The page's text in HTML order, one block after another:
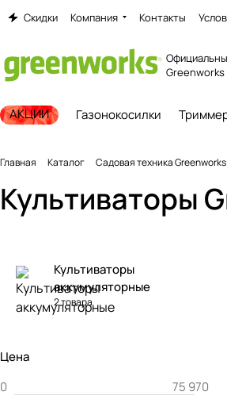
Скидки Компания Контакты
Greenworks
АКЦИИ Газонокосилки
Главная Каталог Садовая техника
Культиваторы
Культиваторы
аккумуляторные
2 товара
Цена